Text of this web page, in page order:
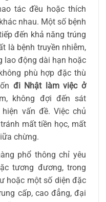
tác đều hoặc thích
nhau. Một số bệnh
đến khả năng trúng
là bệnh truyền nhiễm,
lao động dài hạn hoặc
phù hợp đặc thù
đi Nhật làm việc ở
không đợi đến sát
vấn đề. Việc chủ
mất tiền học, mất
chừng.
phổ thông chỉ yêu
tương đương, trong
hoặc một số diện đặc
cấp, cao đẳng, đại